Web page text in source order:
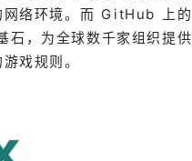
网络环境。而 GitHub 上的
，为全球数千家组织提供
戏规则。